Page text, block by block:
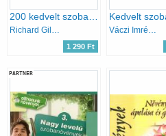
1 290 Ft
PARTNER